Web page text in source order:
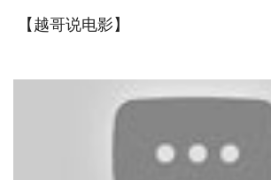
【越哥说电影】